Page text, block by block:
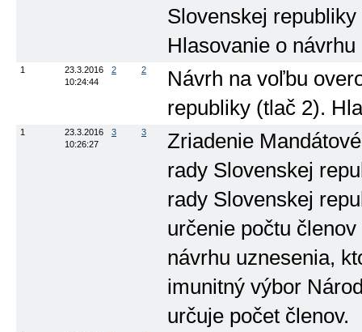
Slovenskej
Hlasovanie o
1
23.3.2016
10:24:44
2 2
Návrh na voľbu
republiky (tlač 2).
1
23.3.2016
10:26:27
3 3
Zriadenie
rady Slovenskej
rady Slovenskej
určenie počtu
návrhu uznesenia,
imunitný výbor
určuje počet členov.